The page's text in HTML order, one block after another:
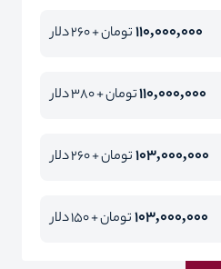
110,000,000تومان + 260 دلار
110,000,000تومان + 380 دلار
103,000,000تومان + 260 دلار
103,000,000تومان + 150 دلار